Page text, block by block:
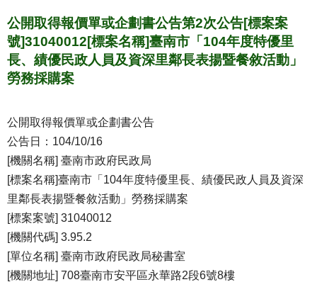
公開取得報價單或企劃書公告第2次公告[標案案
號]31040012[標案名稱]臺南市「104年度特優里
長、績優民政人員及資深里鄰長表揚暨餐敘活動」
勞務採購案
公開取得報價單或企劃書公告
公告日：104/10/16
[機關名稱] 臺南市政府民政局
[標案名稱]臺南市「104年度特優里長、績優民政人員及資深
里鄰長表揚暨餐敘活動」勞務採購案
[標案案號] 31040012
[機關代碼] 3.95.2
[單位名稱] 臺南市政府民政局秘書室
[機關地址] 708臺南市安平區永華路2段6號8樓